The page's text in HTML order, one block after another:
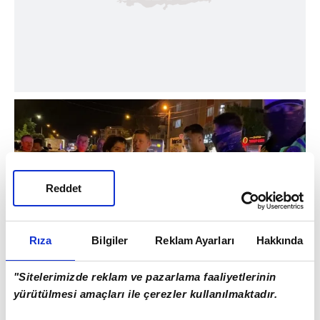
Rıza Bilgiler Reklam Ayarları Hakkında
"Sitelerimizde reklam ve pazarlama faaliyetlerinin
yürütülmesi amaçları ile çerezler kullanılmaktadır.
Reddet
KADIN SÜRÜCÜYE 3 AYRI SUÇTAN CEZA